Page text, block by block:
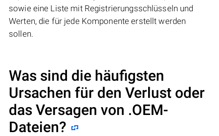
sowie eine Liste mit Registrierungsschlüsseln und
Werten, die für jede Komponente erstellt werden
sollen.
Was sind die häufigsten
Ursachen für den Verlust oder
das Versagen von .OEM-
Dateien?